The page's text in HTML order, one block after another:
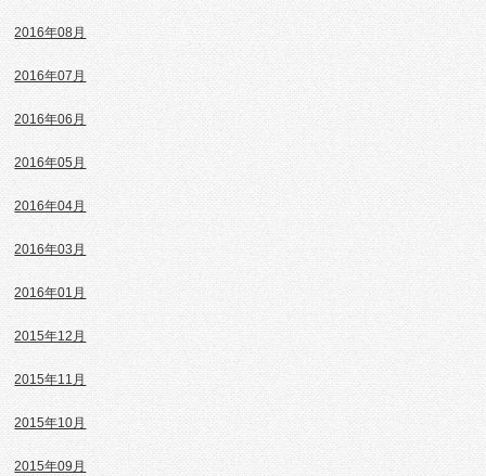
2016年08月
2016年07月
2016年06月
2016年05月
2016年04月
2016年03月
2016年01月
2015年12月
2015年11月
2015年10月
2015年09月